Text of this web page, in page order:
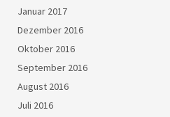
Januar 2017
Dezember 2016
Oktober 2016
September 2016
August 2016
Juli 2016